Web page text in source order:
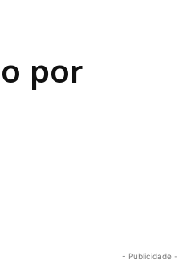
por
- Publicidade -